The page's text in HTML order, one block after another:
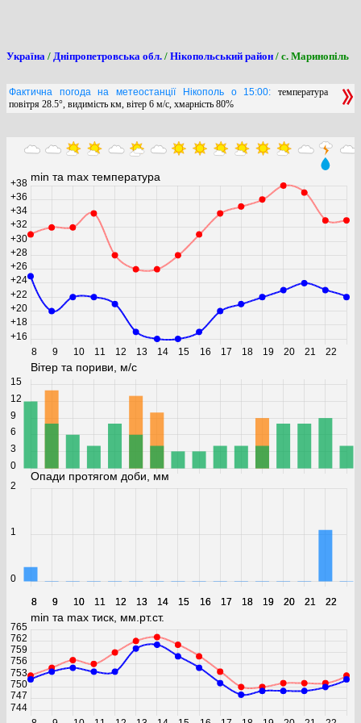
Україна / Дніпропетровська обл. / Нікопольський район / с. Маринопіль
Фактична погода на метеостанції Нікополь о 15:00: температура
повітря 28.5°, видимість км, вітер 6 м/с, хмарність 80%
min та max температура
8 9 10 11 12 13 14 15 16 17 18 19 20 21 22
+16
+18
+20
+22
+24
+26
+28
+30
+32
+34
+36
+38
Вітер та пориви, м/с
8 9 10 11 12 13 14 15 16 17 18 19 20 21 22
0
3
6
9
12
15
Опади протягом доби, мм
8 9 10 11 12 13 14 15 16 17 18 19 20 21 22
0
1
2
min та max тиск, мм.рт.ст.
744
747
750
753
756
759
762
765